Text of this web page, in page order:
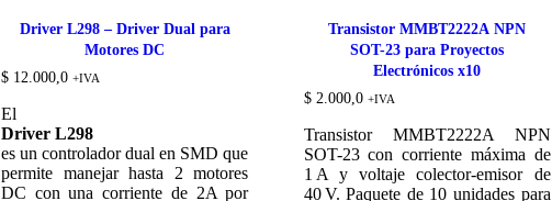
Driver L298 – Driver Dual para
Motores DC
$ 12.000,0 +IVA
El
Driver L298
es un controlador dual en SMD que
permite manejar hasta 2 motores
DC con una corriente de 2A por
Transistor MMBT2222A NPN
SOT-23 para Proyectos
Electrónicos x10
$2.000,0 +IVA
Transistor MMBT2222A NPN
SOT-23 con corriente máxima de
1 A y voltaje colector-emisor de
40 V. Paquete de 10 unidades para